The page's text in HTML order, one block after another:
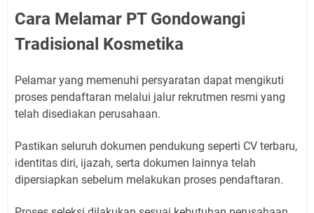
Cara Melamar PT Gondowangi
Tradisional Kosmetika
Pelamar yang memenuhi persyaratan dapat mengikuti
proses pendaftaran melalui jalur rekrutmen resmi yang
telah disediakan perusahaan.
Pastikan seluruh dokumen pendukung seperti CV terbaru,
identitas diri, ijazah, serta dokumen lainnya telah
dipersiapkan sebelum melakukan proses pendaftaran.